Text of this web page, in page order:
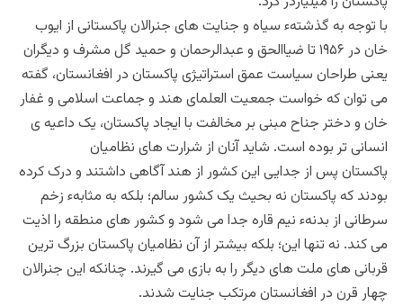
با توجه به گذشتهء سیاه و جنایت های جنرالان پاکستانی از ایوب
خان در ۱۹۵۶ تا ضیاالحق و عبدالرحمان و حمید گل‌ مشرف و دیگران
یعنی طراحان سیاست عمق استراتیژی پاکستان در افغانستان، گفته
می توان که خواست جمعیت العلمای هند و جماعت اسلامی و غفار
خان و دختر جناح مبنی بر مخالفت با ایجاد پاکستان، یک داعیه ی
انسانی تر بوده است. شاید آنان از شرارت های ‌نظامیان
پاکستان پس از جدایی این کشور از هند آگاهی داشتند و درک کرده
بودند که پاکستان نه بحیث یک کشور سالم؛ بلکه به مثابهء زخم
سرطانی از بدنهء نیم قاره جدا می شود و کشور های منطقه را اذیت
می کند. نه تنها این؛ بلکه بیشتر از آن نظامیان پاکستان بزرگ ترین
قربانی های ملت های دیگر را به بازی می گیرند. چنانکه این جنرالان
چهار قرن در افغانستان مرتکب جنایت شدند.